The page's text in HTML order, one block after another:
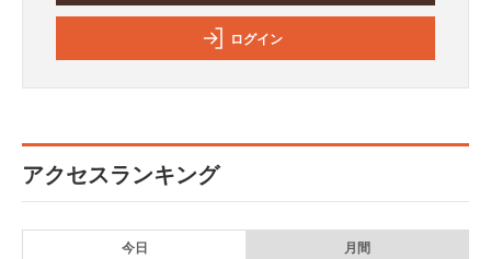
ログイン
アクセスランキング
今日 月間